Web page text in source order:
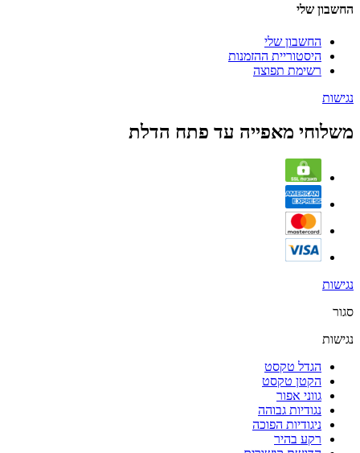
החשבון שלי
החשבון שלי
היסטוריית ההזמנות
רשימת תפוצה
נגישות
משלוחי מאפייה עד פתח הדלת
נגישות
סגור
נגישות
הגדל טקסט
הקטן טקסט
גווני אפור
נגודיות גבוהה
ניגודיות הפוכה
רקע בהיר